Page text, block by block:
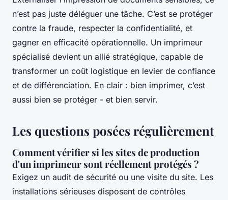
n’est pas juste déléguer une tâche. C’est se protéger
contre la fraude, respecter la confidentialité, et
gagner en efficacité opérationnelle. Un imprimeur
spécialisé devient un allié stratégique, capable de
transformer un coût logistique en levier de confiance
et de différenciation. En clair : bien imprimer, c’est
aussi bien se protéger - et bien servir.
Les questions posées régulièrement
Comment vérifier si les sites de production
d'un imprimeur sont réellement protégés ?
Exigez un audit de sécurité ou une visite du site. Les
installations sérieuses disposent de contrôles